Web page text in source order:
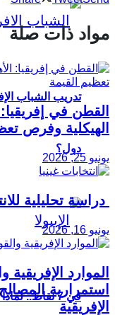
دول؟
في 7 نقاط.. لماذا خرج تفشي وباء إيبولا عن السيطرة؟
مواد ذات صلة
القطن في إفريقيا:
الهيكلية وفرص
يونيو 25, 2026
دراسة تحليلية
يونيو 16, 2026
الموارد
استمرارية
الإفريقية